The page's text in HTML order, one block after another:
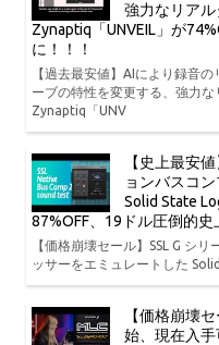
強力なリア
Zynaptiq「UNVEIL」が
に！！！
【過去最安値】AIにより録音
ーブの特性を変更する、強力
Zynaptiq「UNV
【史上最安
ョンバスコ
Solid State
87%OFF、19ドル圧倒的史
【価格崩壊セール】SSL G シ
ッサーをエミュレートした
【価格崩壊
始、現在入